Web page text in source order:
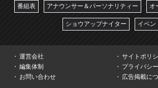
番組表 アナウンサー＆パーソナリティー オ
ショウアップナイター イベン
運営会社
サイトポリ
編集体制
プライバシ
お問い合わせ
広告掲載に